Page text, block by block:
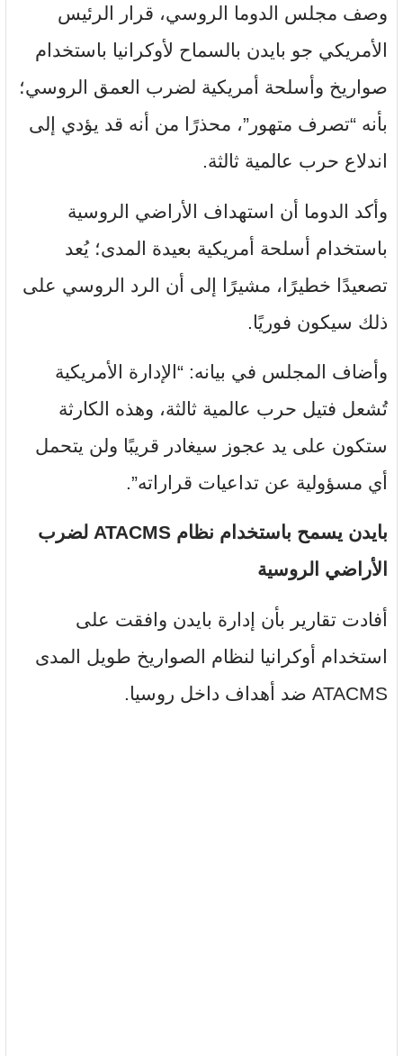
وصف مجلس الدوما الروسي، قرار الرئيس
الأمريكي جو بايدن بالسماح لأوكرانيا باستخدام
صواريخ وأسلحة أمريكية لضرب العمق الروسي؛
بأنه “تصرف متهور”، محذرًا من أنه قد يؤدي إلى
اندلاع حرب عالمية ثالثة.
وأكد الدوما أن استهداف الأراضي الروسية
باستخدام أسلحة أمريكية بعيدة المدى؛ يُعد
تصعيدًا خطيرًا، مشيرًا إلى أن الرد الروسي على
ذلك سيكون فوريًا.
وأضاف المجلس في بيانه: “الإدارة الأمريكية
تُشعل فتيل حرب عالمية ثالثة، وهذه الكارثة
ستكون على يد عجوز سيغادر قريبًا ولن يتحمل
أي مسؤولية عن تداعيات قراراته”.
بايدن يسمح باستخدام نظام ATACMS لضرب
الأراضي الروسية
أفادت تقارير بأن إدارة بايدن وافقت على
استخدام أوكرانيا لنظام الصواريخ طويل المدى
ATACMS ضد أهداف داخل روسيا.